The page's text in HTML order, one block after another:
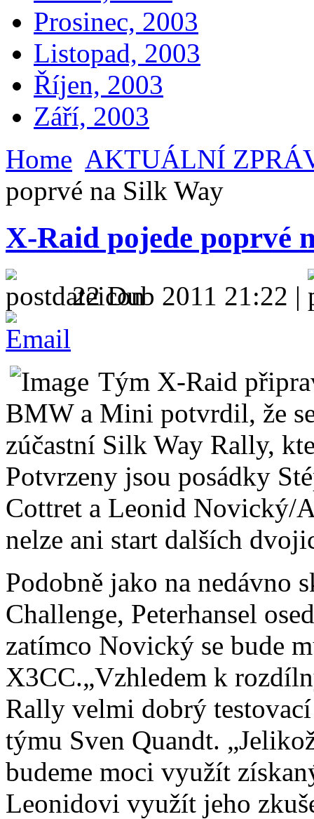
Prosinec, 2003
Listopad, 2003
Říjen, 2003
Září, 2003
Home AKTUÁLNÍ
poprvé na Silk Way
X-Raid pojede poprvé
22 Dub 2011 21:22 |
Tým X-Raid
BMW a Mini potvrdil, že
zúčastní Silk Way Rally,
Potvrzeny jsou posádky
Cottret a Leonid Novický/
nelze ani start dalších
Podobně jako na nedávno
Challenge, Peterhansel
zatímco Novický se bude
X3CC.„Vzhledem k
Rally velmi dobrý
týmu Sven Quandt.
budeme moci využít
Leonidovi využít jeho